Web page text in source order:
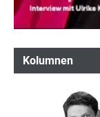
Kolumnen